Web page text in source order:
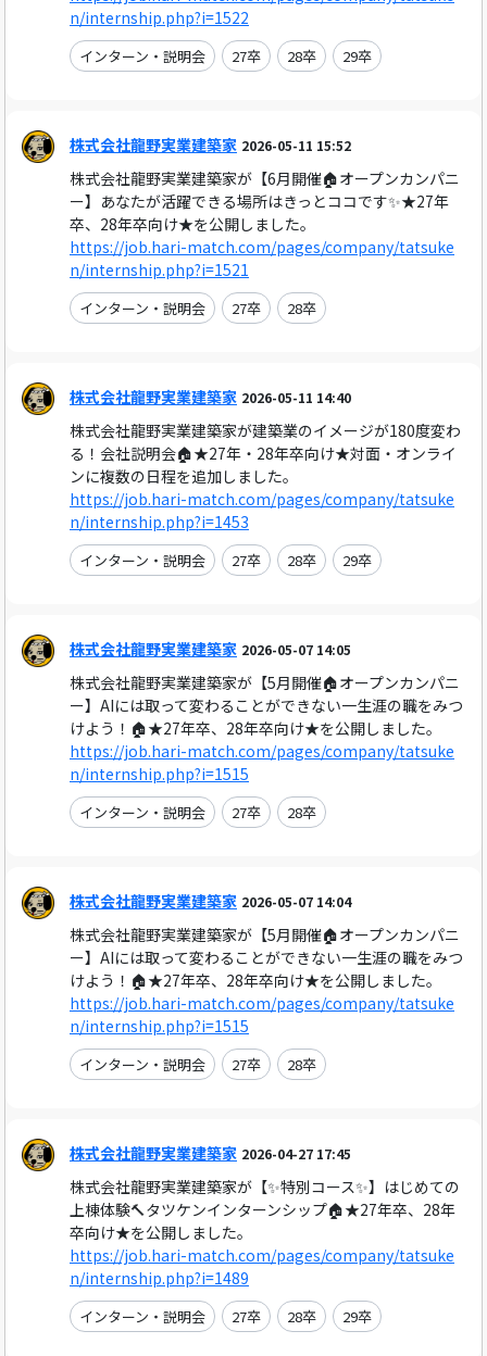
n/internship.php?i=1522
インターン・説明会 27卒 28卒 29卒
株式会社龍野実業建築家 2026-05-11 15:52
株式会社龍野実業建築家が【6月開催🏠オープンカンパニ
ー】あなたが活躍できる場所はきっとココです✨★27年
卒、28年卒向け★を公開しました。
https://job.hari-match.com/pages/company/tatsuke
n/internship.php?i=1521
インターン・説明会 27卒 28卒
株式会社龍野実業建築家 2026-05-11 14:40
株式会社龍野実業建築家が建築業のイメージが180度変わ
る！会社説明会🏠★27年・28年卒向け★対面・オンライ
ンに複数の日程を追加しました。
https://job.hari-match.com/pages/company/tatsuke
n/internship.php?i=1453
インターン・説明会 27卒 28卒 29卒
株式会社龍野実業建築家 2026-05-07 14:05
株式会社龍野実業建築家が【5月開催🏠オープンカンパニ
ー】AIには取って変わることができない一生涯の職をみつ
けよう！🏠★27年卒、28年卒向け★を公開しました。
https://job.hari-match.com/pages/company/tatsuke
n/internship.php?i=1515
インターン・説明会 27卒 28卒
株式会社龍野実業建築家 2026-05-07 14:04
株式会社龍野実業建築家が【5月開催🏠オープンカンパニ
ー】AIには取って変わることができない一生涯の職をみつ
けよう！🏠★27年卒、28年卒向け★を公開しました。
https://job.hari-match.com/pages/company/tatsuke
n/internship.php?i=1515
インターン・説明会 27卒 28卒
株式会社龍野実業建築家 2026-04-27 17:45
株式会社龍野実業建築家が【✨特別コース✨】はじめての
上棟体験🔨タツケンインターンシップ🏠★27年卒、28年
卒向け★を公開しました。
https://job.hari-match.com/pages/company/tatsuke
n/internship.php?i=1489
インターン・説明会 27卒 28卒 29卒